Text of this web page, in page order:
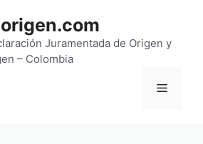
Juramentada de Origen y
– Colombia